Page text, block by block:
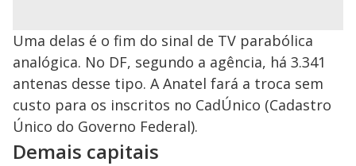
Uma delas é o fim do sinal de TV parabólica
analógica. No DF, segundo a agência, há 3.341
antenas desse tipo. A Anatel fará a troca sem
custo para os inscritos no CadÚnico (Cadastro
Único do Governo Federal).
Demais capitais